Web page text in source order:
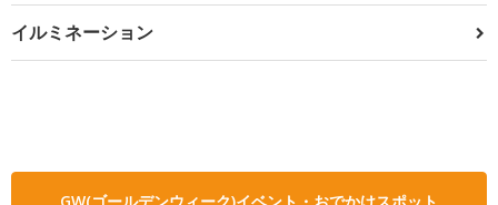
イルミネーション
GW(ゴールデンウィーク)イベント・おでかけスポット